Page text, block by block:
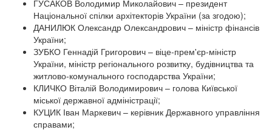
ГУСАКОВ Володимир Миколайович – президент
Національної спілки архітекторів України (за згодою);
ДАНИЛЮК Олександр Олександрович – міністр фінансів
України;
ЗУБКО Геннадій Григорович – віце-прем'єр-міністр
України, міністр регіонального розвитку, будівництва та
житлово-комунального господарства України;
КЛИЧКО Віталій Володимирович – голова Київської
міської державної адміністрації;
КУЦИК Іван Маркевич – керівник Державного управління
справами;